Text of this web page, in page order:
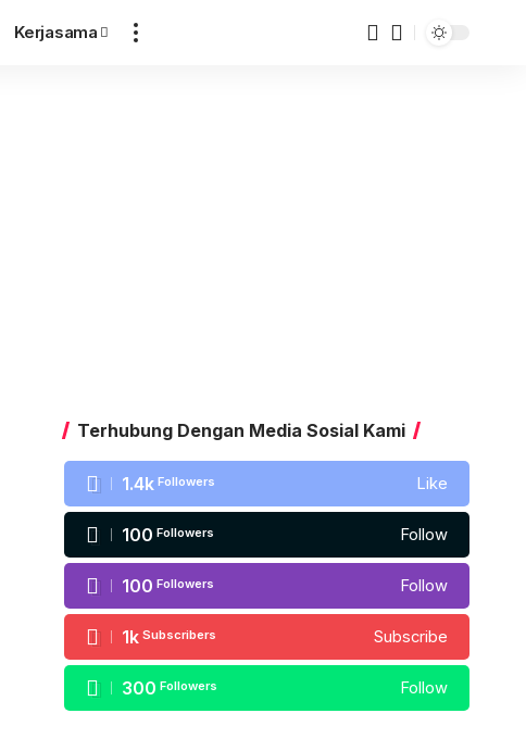
Kerjasama
Terhubung Dengan Media Sosial Kami
1.4k Followers Like
100 Followers Follow
100 Followers Follow
1k Subscribers Subscribe
300 Followers Follow